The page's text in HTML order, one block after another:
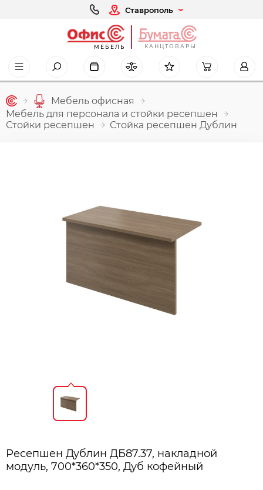
Ставрополь
МЕБЕЛЬ КАНЦТОВАРЫ
Мебель офисная
Мебель для персонала и стойки ресепшен
Стойки ресепшен
Стойка ресепшен Дублин
Ресепшен Дублин ДБ87.37, накладной
модуль, 700*360*350, Дуб кофейный